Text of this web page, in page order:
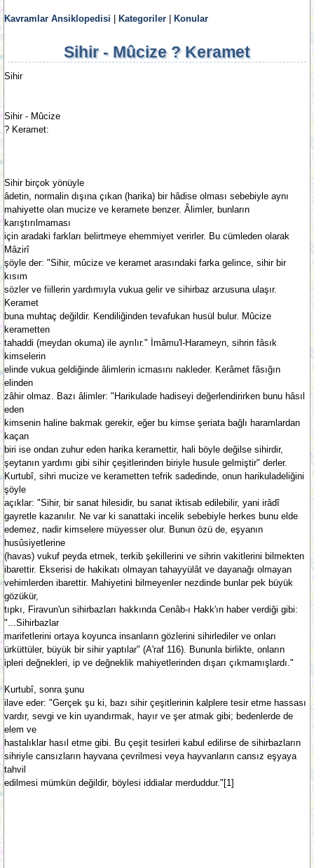
Kavramlar Ansiklopedisi Kategoriler Konular
Sihir - Mûcize ? Keramet
Sihir
Sihir - Mûcize
? Keramet:
Sihir birçok yönüyle
âdetin, normalin dışına çıkan (harika) bir hâdise olması sebebiyle aynı
mahiyette olan mucize ve keramete benzer. Âlimler, bunların
karıştırılmaması
için aradaki farkları belirtmeye ehemmiyet verirler. Bu cümleden olarak
Mâzirî
şöyle der: "Sihir, mûcize ve keramet arasındaki farka gelince, sihir bir
kısım
sözler ve fiillerin yardımıyla vukua gelir ve sihirbaz arzusuna ulaşır.
Keramet
buna muhtaç değildir. Kendiliğinden tevafukan husül bulur. Mûcize
kerametten
tahaddi (meydan okuma) ile ayrılır." İmâmu'l-Harameyn, sihrin fâsık
kimselerin
elinde vukua geldiğinde âlimlerin icmasını nakleder. Kerâmet fâsığın
elinden
zâhir olmaz. Bazı âlimler: "Harikulade hadiseyi değerlendirirken bunu hâsıl
eden
kimsenin haline bakmak gerekir, eğer bu kimse şeriata bağlı haramlardan
kaçan
biri ise ondan zuhur eden harika keramettir, hali böyle değilse sihirdir,
şeytanın yardımı gibi sihir çeşitlerinden biriyle husule gelmiştir" derler.
Kurtubî, sihri mucize ve kerametten tefrik sadedinde, onun harikuladeliğini
şöyle
açıklar: "Sihir, bir sanat hilesidir, bu sanat iktisab edilebilir, yani irâdî
gayretle kazanılır. Ne var ki sanattaki incelik sebebiyle herkes bunu elde
edemez, nadir kimselere müyesser olur. Bunun özü de, eşyanın
husûsiyetlerine
(havas) vukuf peyda etmek, terkib şekillerini ve sihrin vakitlerini bilmekten
ibarettir. Ekserisi de hakikatı olmayan tahayyülât ve dayanağı olmayan
vehimlerden ibarettir. Mahiyetini bilmeyenler nezdinde bunlar pek büyük
gözükür,
tıpkı, Firavun'un sihirbazları hakkında Cenâb-ı Hakk'ın haber verdiği gibi:
"...Sihirbazlar
marifetlerini ortaya koyunca insanların gözlerini sihirlediler ve onları
ürküttüler, büyük bir sihir yaptılar" (A'raf 116). Bununla birlikte, onların
ipleri değnekleri, ip ve değneklik mahiyetlerinden dışarı çıkmamışlardı."
Kurtubî, sonra şunu
ilave eder: "Gerçek şu ki, bazı sihir çeşitlerinin kalplere tesir etme hassası
vardır, sevgi ve kin uyandırmak, hayır ve şer atmak gibi; bedenlerde de
elem ve
hastalıklar hasıl etme gibi. Bu çeşit tesirleri kabul edilirse de sihirbazların
sihriyle cansızların hayvana çevrilmesi veya hayvanların cansız eşyaya
tahvil
edilmesi mümkün değildir, böylesi iddialar merduddur."[1]